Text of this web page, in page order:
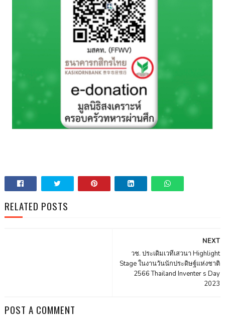
RELATED POSTS
NEXT
วช. ประเดิมเวทีเสวนา Highlight
Stage ในงานวันนักประดิษฐ์แห่งชาติ
2566 Thailand Inventer s Day
2023
POST A COMMENT